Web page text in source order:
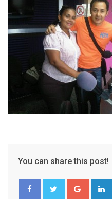
You can share this post!
Google+